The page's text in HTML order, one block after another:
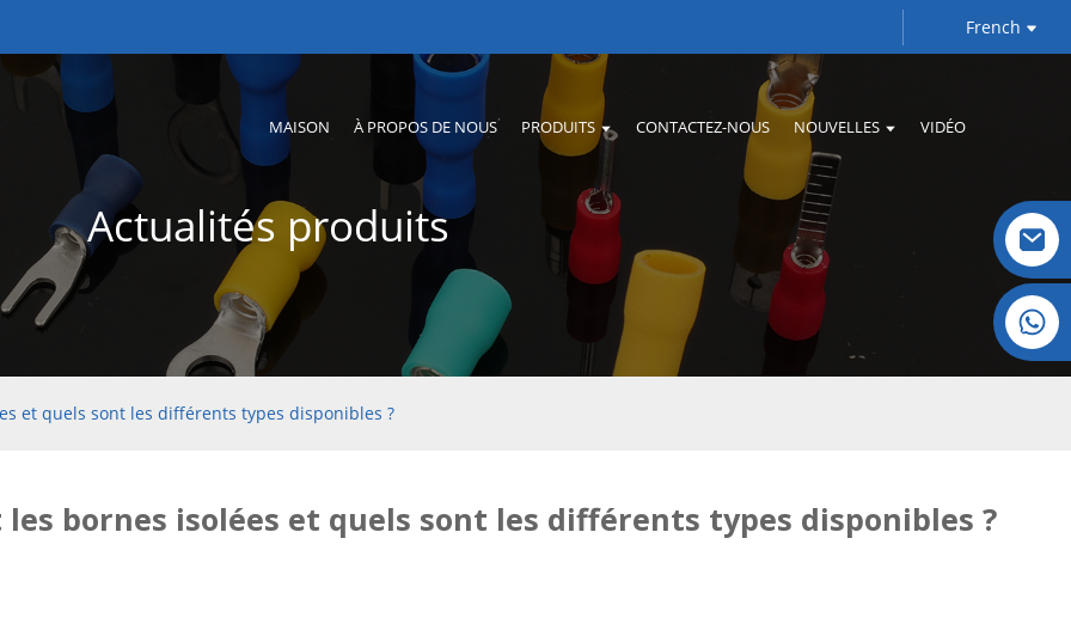
French
MAISON À PROPOS DE NOUS PRODUITS CONTACTEZ-NOUS NOUVELLES VIDÉO
Cristal : +86 19032081821
Actualités produits
et quels sont les différents types disponibles ?
les bornes isolées et quels sont les différents types disponibles ?